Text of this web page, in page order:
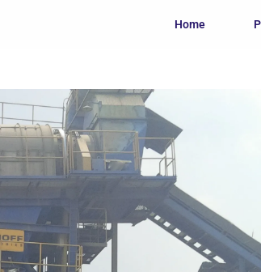
Home